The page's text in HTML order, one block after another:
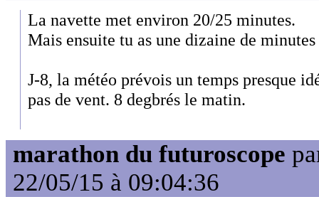
La navette met environ 20/25 minutes.
Mais ensuite tu as une dizaine de
J-8, la météo prévois un temps presque
pas de vent. 8 degbrés le matin.
marathon du futuroscope
22/05/15 à 09:04:36